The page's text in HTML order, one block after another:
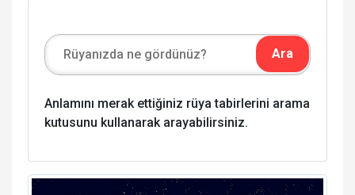
Anlamını merak ettiğiniz rüya tabirlerini arama
kutusunu kullanarak arayabilirsiniz.